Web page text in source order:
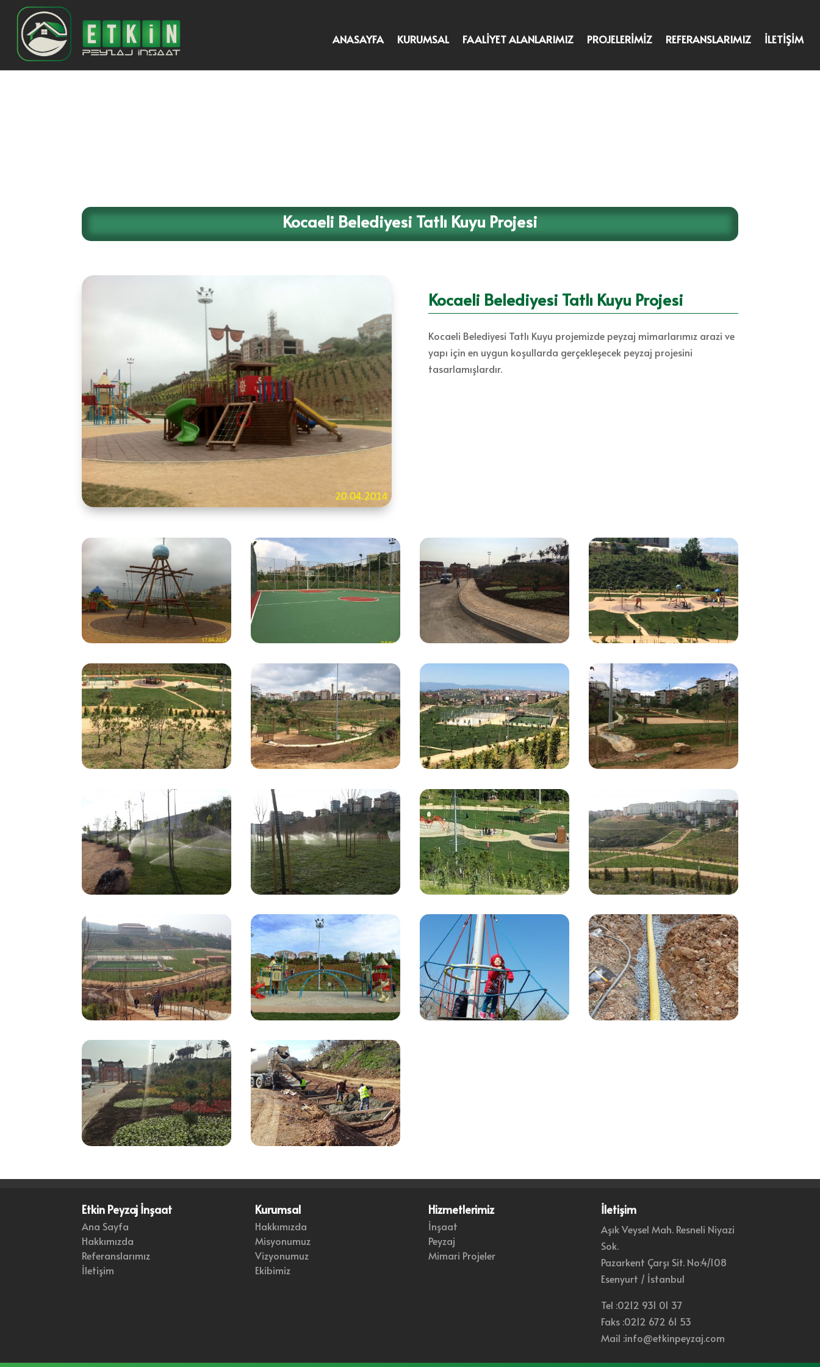
ANASAYFA KURUMSAL FAALİYET ALANLARIMIZ PROJELERİMİZ REFERANSLARIMIZ İLETİŞİM
Kocaeli Belediyesi Tatlı Kuyu Projesi
Kocaeli Belediyesi Tatlı Kuyu Projesi
Kocaeli Belediyesi Tatlı Kuyu projemizde peyzaj mimarlarımız arazi ve
yapı için en uygun koşullarda gerçekleşecek peyzaj projesini
tasarlamışlardır.
Etkin Peyzaj İnşaat
Ana Sayfa
Hakkımızda
Referanslarımız
İletişim
Kurumsal
Hakkımızda
Misyonumuz
Vizyonumuz
Ekibimiz
Hizmetlerimiz
İnşaat
Peyzaj
Mimari Projeler
İletişim
Aşık Veysel Mah. Resneli Niyazi
Sok.
Pazarkent Çarşı Sit. No:4/108
Esenyurt / İstanbul
Tel :0212 931 01 37
Faks :0212 672 61 53
Mail :info@etkinpeyzaj.com